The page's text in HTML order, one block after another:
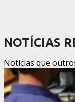
NOTÍCIAS
Notícias que